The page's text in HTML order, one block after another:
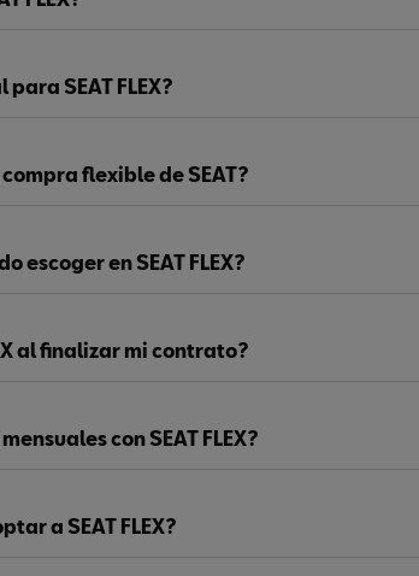
SEAT FLEX?
flexible de SEAT?
escoger en SEAT FLEX?
al finalizar mi contrato?
con SEAT FLEX?
a SEAT FLEX?